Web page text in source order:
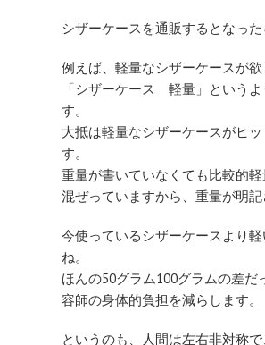
シザーケースを通販するとなっ
例えば、軽量なシザーケースが欲
「シザーケース 軽量」という
す。
大抵は軽量なシザーケースがヒ
す。
重量が書いていなくても比較的
混ぜっていますから、重量が明記
今使っているシザーケースより
ね。
ほんの50グラム100グラムの差
容師の身体的負担を減らします。
というのも、人間は左右非対称